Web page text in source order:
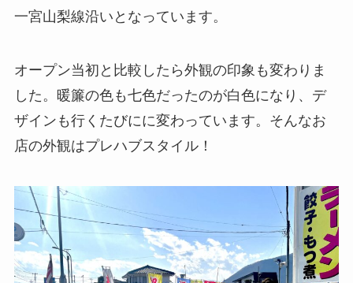
一宮山梨線沿いとなっています。
オープン当初と比較したら外観の印象も変わりま
した。暖簾の色も七色だったのが白色になり、デ
ザインも行くたびにに変わっています。そんなお
店の外観はプレハブスタイル！